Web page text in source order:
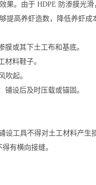
果。由于 HDPE 防渗膜光
高养虾造数，降低养虾成
或其下土工布和基底。
料鞋子。
吹起。
设后及时压载或锚固。
工具不得对土工材料产生
有横向接缝。